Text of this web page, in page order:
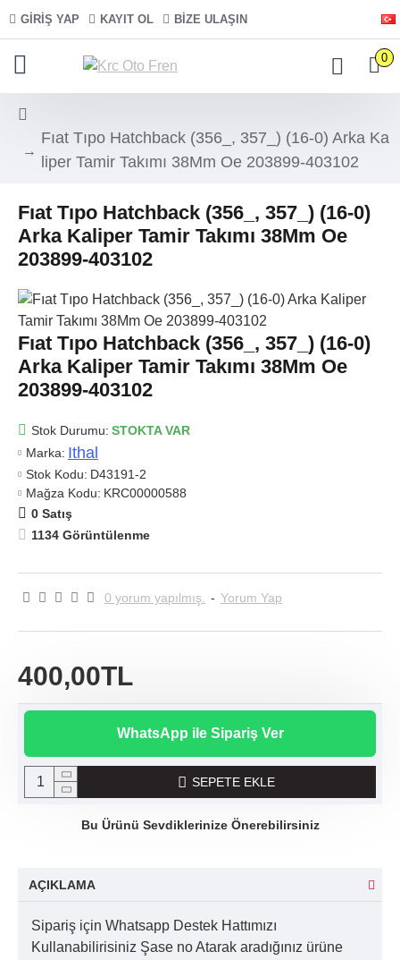
GIRIŞ YAP KAYIT OL BIZE ULAŞIN
0
Fıat Tıpo Hatchback (356_, 357_) (16-0) Arka Ka
liper Tamir Takımı 38Mm Oe 203899-403102
Fıat Tıpo Hatchback (356_, 357_) (16-0)
Arka Kaliper Tamir Takımı 38Mm Oe
203899-403102
Fıat Tıpo Hatchback (356_, 357_) (16-0)
Arka Kaliper Tamir Takımı 38Mm Oe
203899-403102
Stok Durumu: STOKTA VAR
Marka: Ithal
Stok Kodu: D43191-2
Mağza Kodu: KRC00000588
0 Satış
1134 Görüntülenme
0 yorum yapılmış. - Yorum Yap
400,00TL
WhatsApp ile Sipariş Ver
SEPETE EKLE
Bu Ürünü Sevdiklerinize Önerebilirsiniz
AÇIKLAMA
Sipariş için Whatsapp Destek Hattımızı
Kullanabilirisiniz Şase no Atarak aradığınız ürüne